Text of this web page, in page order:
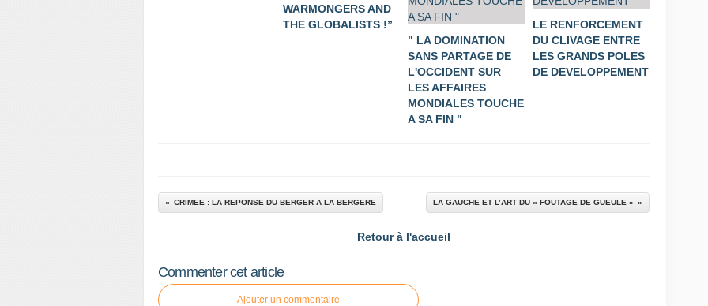
WARMONGERS AND
THE GLOBALISTS !”
" LA DOMINATION
SANS PARTAGE DE
L'OCCIDENT SUR
LES AFFAIRES
MONDIALES TOUCHE
A SA FIN "
LE RENFORCEMENT
DU CLIVAGE ENTRE
LES GRANDS POLES
DE DEVELOPPEMENT
CRIMEE : LA REPONSE DU BERGER A LA BERGERE LA GAUCHE ET L’ART DU « FOUTAGE DE GUEULE »
Retour à l'accueil
Commenter cet article
Ajouter un commentaire